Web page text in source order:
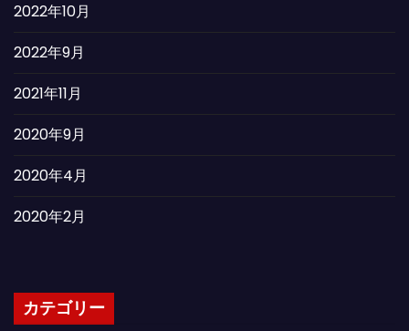
2022年10月
2022年9月
2021年11月
2020年9月
2020年4月
2020年2月
カテゴリー